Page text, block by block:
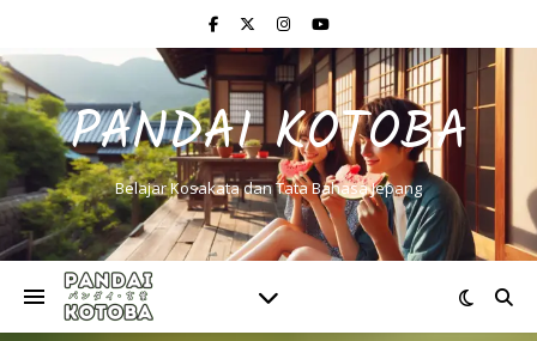
PANDAI KOTOBA
Belajar Kosakata dan Tata Bahasa Jepang